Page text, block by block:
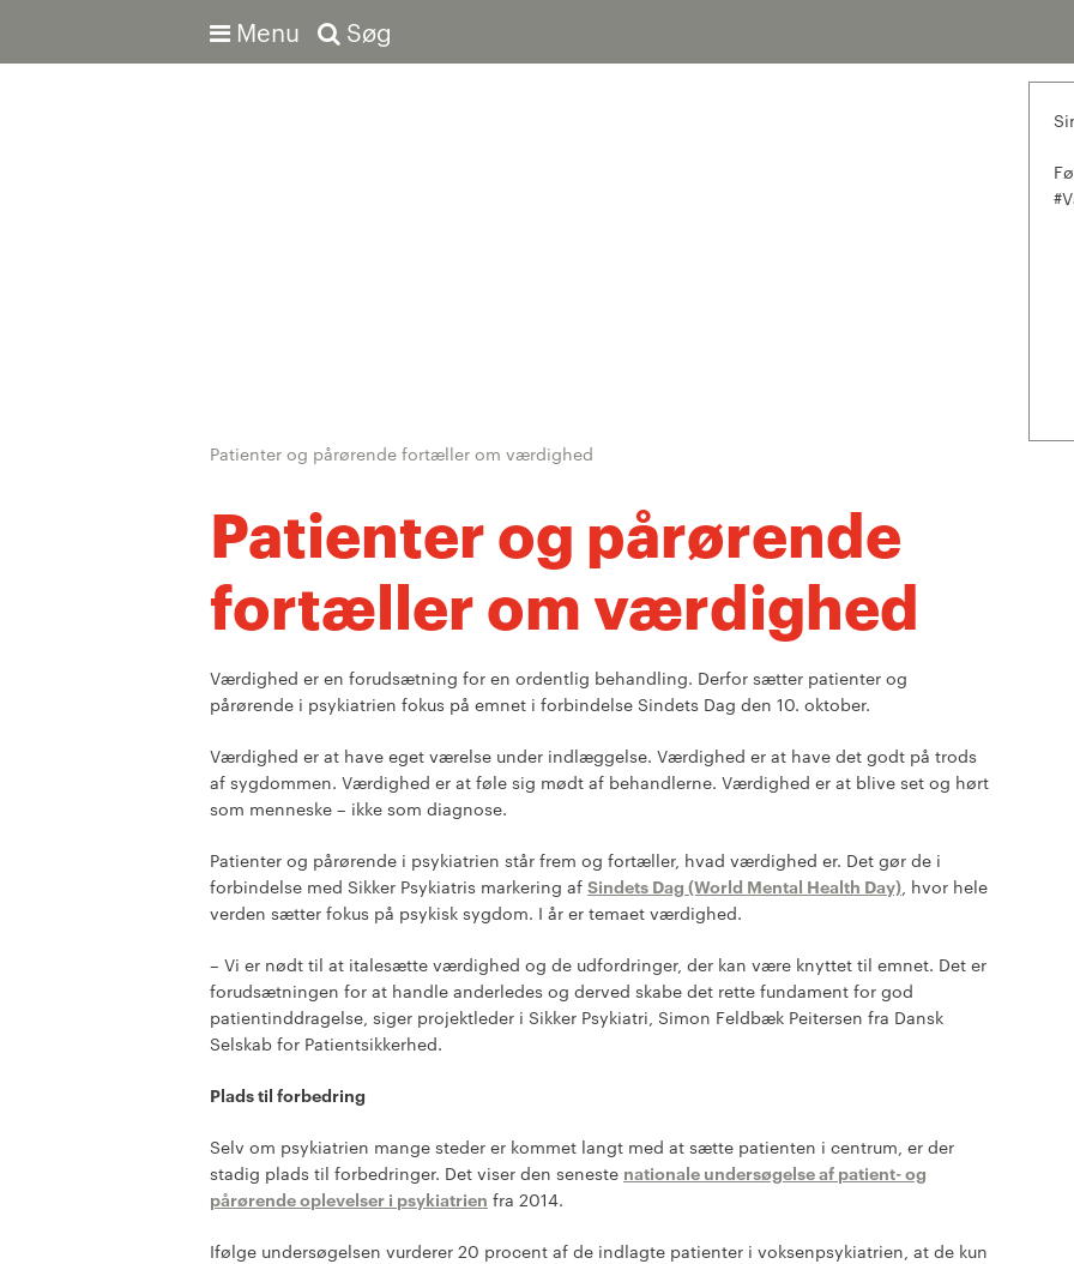
Menu Søg
Patienter og pårørende fortæller om værdighed
Patienter og pårørende
fortæller om værdighed
Værdighed er en forudsætning for en ordentlig behandling. Derfor sætter patienter og
pårørende i psykiatrien fokus på emnet i forbindelse Sindets Dag den 10. oktober.
Værdighed er at have eget værelse under indlæggelse. Værdighed er at have det godt på trods
af sygdommen. Værdighed er at føle sig mødt af behandlerne. Værdighed er at blive set og hørt
som menneske – ikke som diagnose.
Patienter og pårørende i psykiatrien står frem og fortæller, hvad værdighed er. Det gør de i
forbindelse med Sikker Psykiatris markering af Sindets Dag (World Mental Health Day), hvor hele
verden sætter fokus på psykisk sygdom. I år er temaet værdighed.
– Vi er nødt til at italesætte værdighed og de udfordringer, der kan være knyttet til emnet. Det er
forudsætningen for at handle anderledes og derved skabe det rette fundament for god
patientinddragelse, siger projektleder i Sikker Psykiatri, Simon Feldbæk Peitersen fra Dansk
Selskab for Patientsikkerhed.
Plads til forbedring
Selv om psykiatrien mange steder er kommet langt med at sætte patienten i centrum, er der
stadig plads til forbedringer. Det viser den seneste nationale undersøgelse af patient- og
pårørende oplevelser i psykiatrien fra 2014.
Ifølge undersøgelsen vurderer 20 procent af de indlagte patienter i voksenpsykiatrien, at de kun